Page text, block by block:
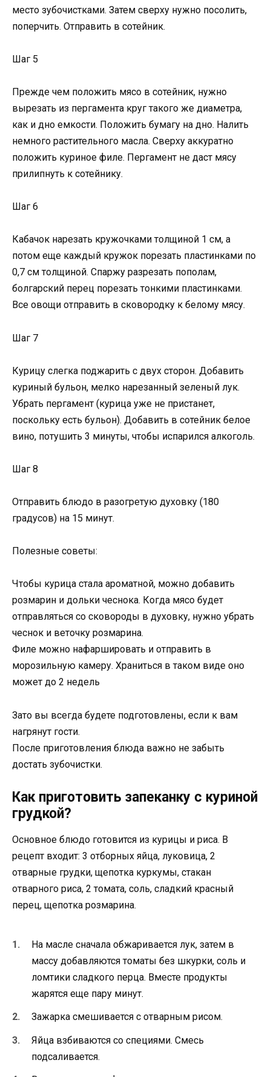
место зубочистками. Затем сверху нужно посолить,
поперчить. Отправить в сотейник.
Шаг 5
Прежде чем положить мясо в сотейник, нужно
вырезать из пергамента круг такого же диаметра,
как и дно емкости. Положить бумагу на дно. Налить
немного растительного масла. Сверху аккуратно
положить куриное филе. Пергамент не даст мясу
прилипнуть к сотейнику.
Шаг 6
Кабачок нарезать кружочками толщиной 1 см, а
потом еще каждый кружок порезать пластинками по
0,7 см толщиной. Спаржу разрезать пополам,
болгарский перец порезать тонкими пластинками.
Все овощи отправить в сковородку к белому мясу.
Шаг 7
Курицу слегка поджарить с двух сторон. Добавить
куриный бульон, мелко нарезанный зеленый лук.
Убрать пергамент (курица уже не пристанет,
поскольку есть бульон). Добавить в сотейник белое
вино, потушить 3 минуты, чтобы испарился алкоголь.
Шаг 8
Отправить блюдо в разогретую духовку (180
градусов) на 15 минут.
Полезные советы:
Чтобы курица стала ароматной, можно добавить
розмарин и дольки чеснока. Когда мясо будет
отправляться со сковороды в духовку, нужно убрать
чеснок и веточку розмарина.
Филе можно нафаршировать и отправить в
морозильную камеру. Храниться в таком виде оно
может до 2 недель
Зато вы всегда будете подготовлены, если к вам
нагрянут гости.
После приготовления блюда важно не забыть
достать зубочистки.
Как приготовить запеканку с куриной
грудкой?
Основное блюдо готовится из курицы и риса. В
рецепт входит: 3 отборных яйца, луковица, 2
отварные грудки, щепотка куркумы, стакан
отварного риса, 2 томата, соль, сладкий красный
перец, щепотка розмарина.
На масле сначала обжаривается лук, затем в
массу добавляются томаты без шкурки, соль и
ломтики сладкого перца. Вместе продукты
жарятся еще пару минут.
Зажарка смешивается с отварным рисом.
Яйца взбиваются со специями. Смесь
подсаливается.